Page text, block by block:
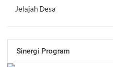
Jelajah Desa
Sinergi Program